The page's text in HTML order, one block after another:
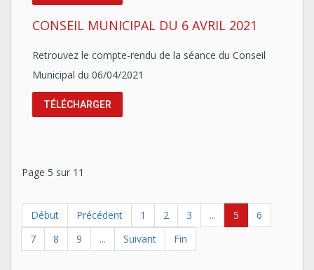
CONSEIL MUNICIPAL DU 6 AVRIL 2021
Retrouvez le compte-rendu de la séance du Conseil
Municipal du 06/04/2021
TÉLÉCHARGER
Page 5 sur 11
Début Précédent 1 2 3 ... 5
6
7
8 9 ... Suivant Fin